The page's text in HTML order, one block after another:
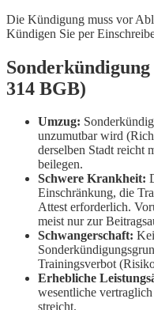
Die Kündigung muss vor
Kündigen Sie per
314 BGB)
Umzug:
unzumutbar wird
derselben Stadt reicht
beilegen.
Schwere Krankheit:
Einschränkung, die
Attest erforderlich.
meist nur zur
Schwangerschaft:
Trainingsverbot
Erhebliche
wesentliche
streicht.